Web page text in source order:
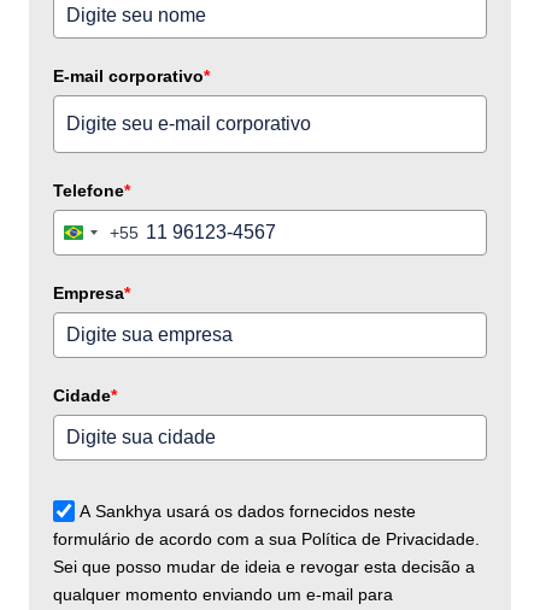
E-mail corporativo*
Telefone*
Brazil+55
Empresa*
Cidade*
A Sankhya usará os dados fornecidos neste
formulário de acordo com a sua Política de Privacidade.
Sei que posso mudar de ideia e revogar esta decisão a
qualquer momento enviando um e-mail para